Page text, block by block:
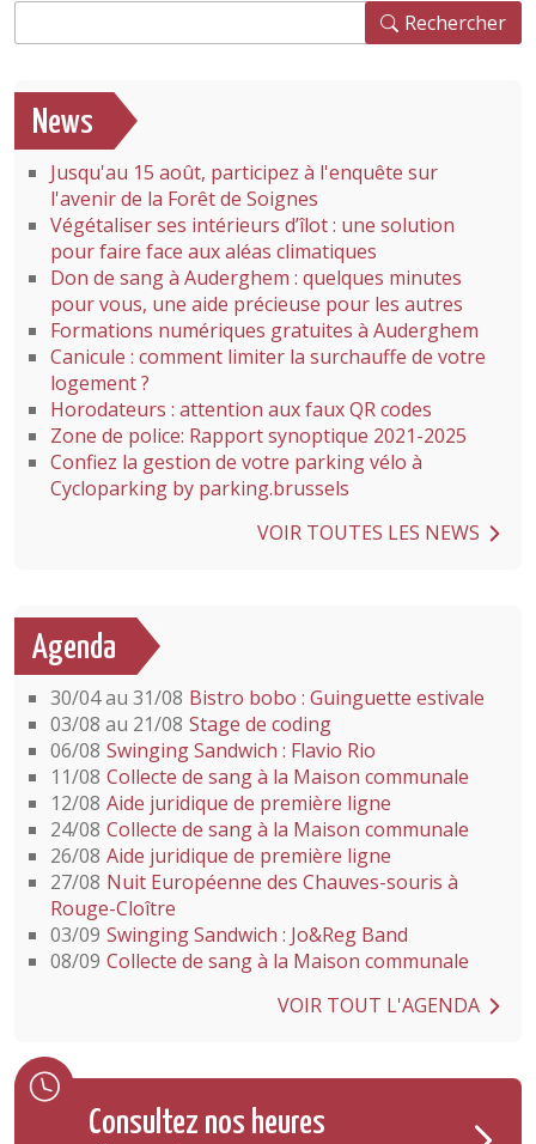
Rechercher
News
Jusqu'au 15 août, participez à l'enquête sur
l'avenir de la Forêt de Soignes
Végétaliser ses intérieurs d’îlot : une solution
pour faire face aux aléas climatiques
Don de sang à Auderghem : quelques minutes
pour vous, une aide précieuse pour les autres
Formations numériques gratuites à Auderghem
Canicule : comment limiter la surchauffe de votre
logement ?
Horodateurs : attention aux faux QR codes
Zone de police: Rapport synoptique 2021-2025
Confiez la gestion de votre parking vélo à
Cycloparking by parking.brussels
VOIR TOUTES LES NEWS
Agenda
30/04 au 31/08 Bistro bobo : Guinguette estivale
03/08 au 21/08 Stage de coding
06/08 Swinging Sandwich : Flavio Rio
11/08 Collecte de sang à la Maison communale
12/08 Aide juridique de première ligne
24/08 Collecte de sang à la Maison communale
26/08 Aide juridique de première ligne
27/08 Nuit Européenne des Chauves-souris à
Rouge-Cloître
03/09 Swinging Sandwich : Jo&Reg Band
08/09 Collecte de sang à la Maison communale
VOIR TOUT L'AGENDA
Consultez nos heures